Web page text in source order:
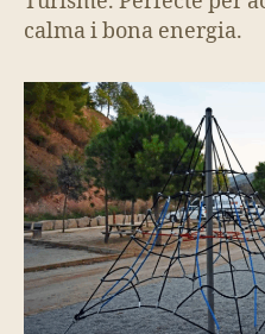
calma i bona energia.